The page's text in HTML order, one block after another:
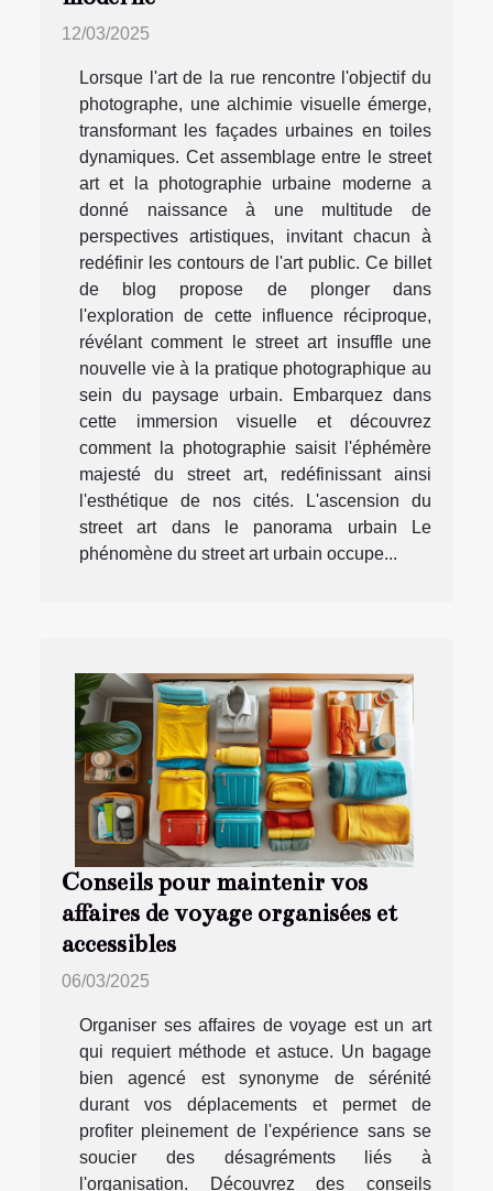
12/03/2025
Lorsque l'art de la rue rencontre l'objectif du
photographe, une alchimie visuelle émerge,
transformant les façades urbaines en toiles
dynamiques. Cet assemblage entre le street
art et la photographie urbaine moderne a
donné naissance à une multitude de
perspectives artistiques, invitant chacun à
redéfinir les contours de l'art public. Ce billet
de blog propose de plonger dans
l'exploration de cette influence réciproque,
révélant comment le street art insuffle une
nouvelle vie à la pratique photographique au
sein du paysage urbain. Embarquez dans
cette immersion visuelle et découvrez
comment la photographie saisit l'éphémère
majesté du street art, redéfinissant ainsi
l'esthétique de nos cités. L'ascension du
street art dans le panorama urbain Le
phénomène du street art urbain occupe...
Conseils pour maintenir vos
affaires de voyage organisées et
accessibles
06/03/2025
Organiser ses affaires de voyage est un art
qui requiert méthode et astuce. Un bagage
bien agencé est synonyme de sérénité
durant vos déplacements et permet de
profiter pleinement de l'expérience sans se
soucier des désagréments liés à
l'organisation. Découvrez des conseils